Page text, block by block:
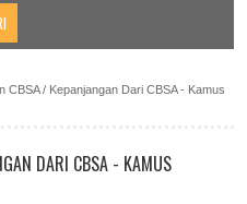
CBSA / Kepanjangan Dari CBSA - Kamus
DARI CBSA - KAMUS